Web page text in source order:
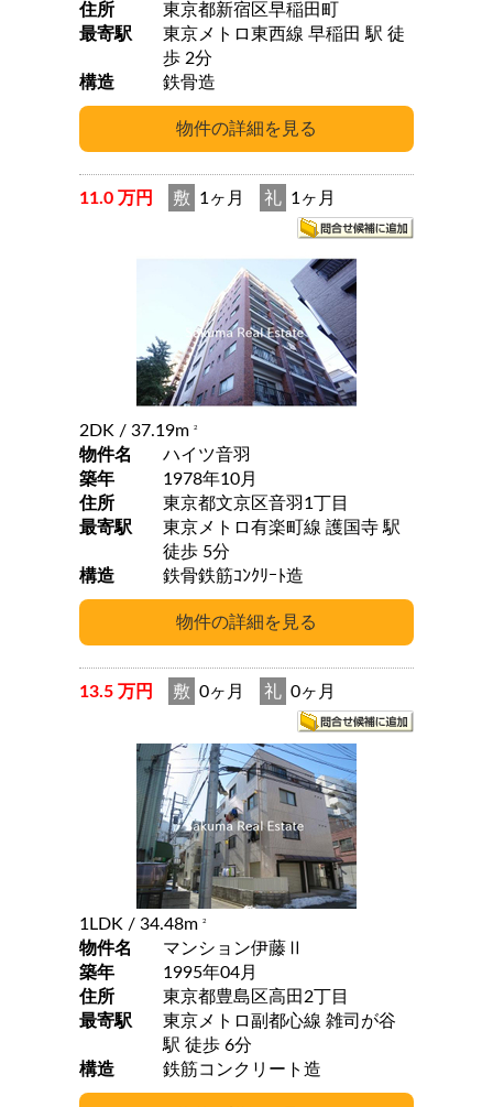
住所
東京都新宿区早稲田町
最寄駅
東京メトロ東西線 早稲田 駅 徒
歩 2分
構造
鉄骨造
11.0 万円 敷 1ヶ月 礼 1ヶ月
2DK / 37.19m 2
物件名
ハイツ音羽
築年
1978年10月
住所
東京都文京区音羽1丁目
最寄駅
東京メトロ有楽町線 護国寺 駅
徒歩 5分
構造
鉄骨鉄筋ｺﾝｸﾘｰﾄ造
13.5 万円 敷 0ヶ月 礼 0ヶ月
1LDK / 34.48m 2
物件名
マンション伊藤Ⅱ
築年
1995年04月
住所
東京都豊島区高田2丁目
最寄駅
東京メトロ副都心線 雑司が谷
駅 徒歩 6分
構造
鉄筋コンクリート造